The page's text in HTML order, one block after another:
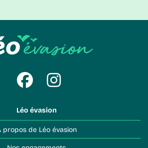
Léo évasion
À propos de Léo évasion